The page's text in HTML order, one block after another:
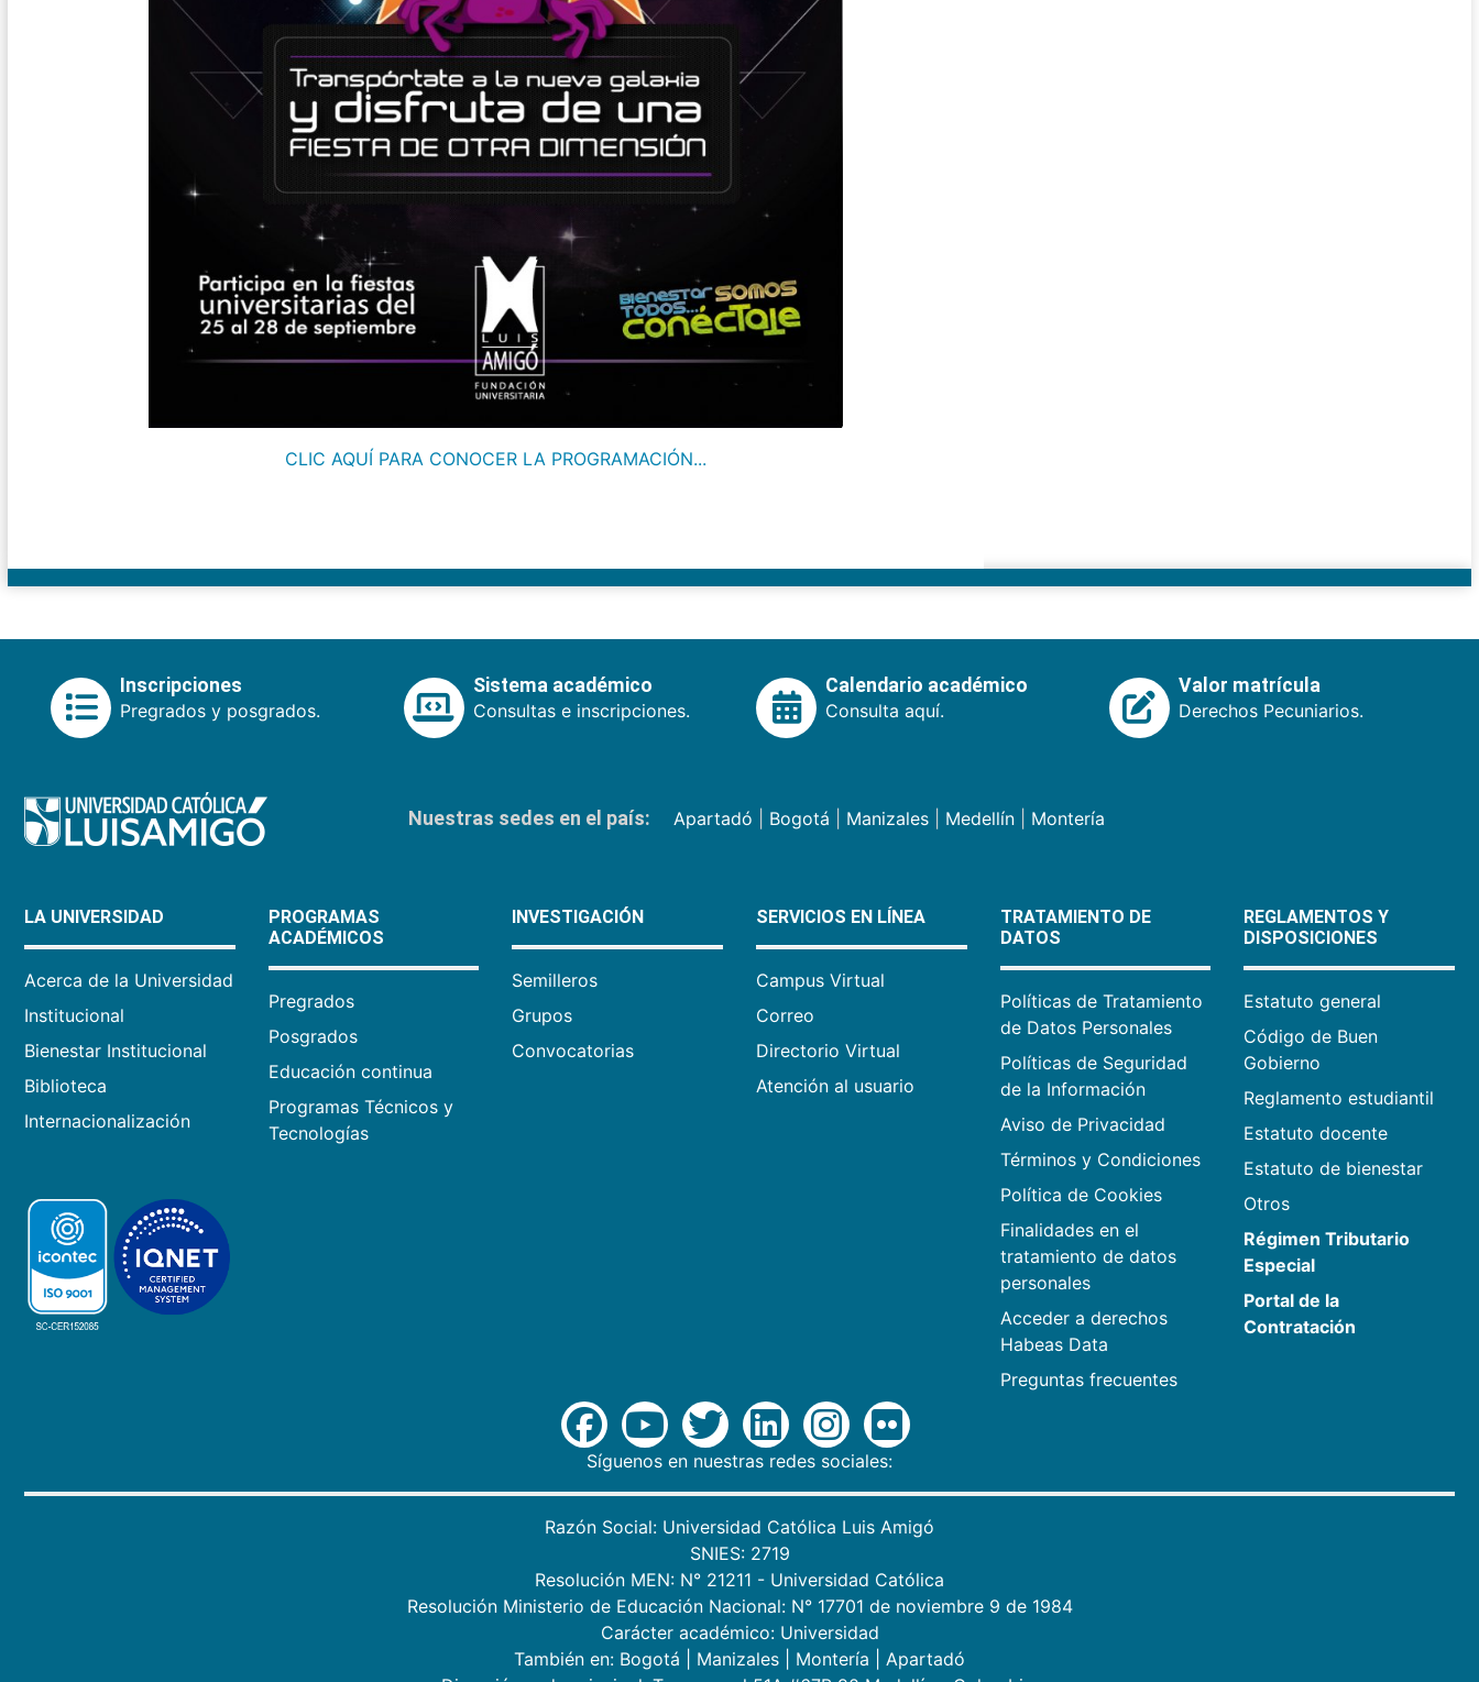
CLIC AQUÍ PARA CONOCER LA PROGRAMACIÓN...
Inscripciones
Pregrados y posgrados.
Sistema académico
Consultas e inscripciones.
Calendario académico
Consulta aquí.
Valor matrícula
Derechos Pecuniarios.
Nuestras sedes en el país: Apartadó Bogotá Manizales| Medellín| Montería
LA UNIVERSIDAD
Acerca de la Universidad
Institucional
Bienestar Institucional
Biblioteca
Internacionalización
PROGRAMAS
ACADÉMICOS
Pregrados
Posgrados
Educación continua
Programas Técnicos y
Tecnologías
INVESTIGACIÓN
Semilleros
Grupos
Convocatorias
SERVICIOS EN LÍNEA
Campus Virtual
Correo
Directorio Virtual
Atención al usuario
TRATAMIENTO DE
DATOS
Políticas de Tratamiento
de Datos Personales
Políticas de Seguridad
de la Información
Aviso de Privacidad
Términos y Condiciones
Política de Cookies
Finalidades en el
tratamiento de datos
personales
Acceder a derechos
Habeas Data
Preguntas frecuentes
REGLAMENTOS Y
DISPOSICIONES
Estatuto general
Código de Buen
Gobierno
Reglamento estudiantil
Estatuto docente
Estatuto de bienestar
Otros
Régimen Tributario
Especial
Portal de la
Contratación
Síguenos en nuestras redes sociales:
Razón Social: Universidad Católica Luis Amigó
SNIES: 2719
Resolución MEN: N° 21211 - Universidad Católica
Resolución Ministerio de Educación Nacional: N° 17701 de noviembre 9 de 1984
Carácter académico: Universidad
También en: Bogotá Manizales Montería
Apartadó